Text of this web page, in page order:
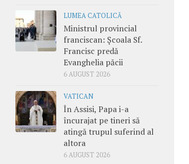
LUMEA CATOLICĂ
Ministrul provincial
franciscan: Școala Sf.
Francisc predă
Evanghelia păcii
6 AUGUST 2026
VATICAN
În Assisi, Papa i-a
încurajat pe tineri să
atingă trupul suferind al
altora
6 AUGUST 2026